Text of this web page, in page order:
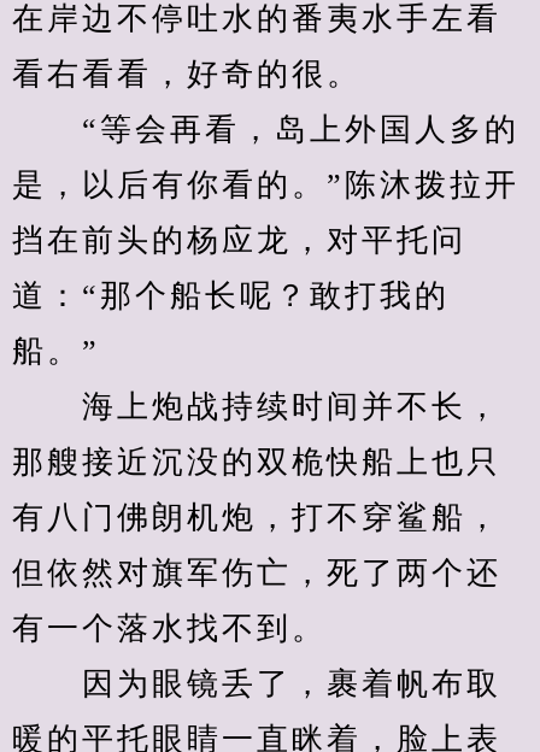
在岸边不停吐水的番夷水手左看
看右看看，好奇的很。
“等会再看，岛上外国人多的
是，以后有你看的。”陈沐拨拉开
挡在前头的杨应龙，对平托问
道：“那个船长呢？敢打我的
船。”
海上炮战持续时间并不长，
那艘接近沉没的双桅快船上也只
有八门佛朗机炮，打不穿鲨船，
但依然对旗军伤亡，死了两个还
有一个落水找不到。
因为眼镜丢了，裹着帆布取
暖的平托眼睛一直眯着，脸上表